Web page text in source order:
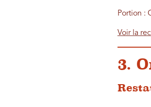
Portion :
Voir la
3.